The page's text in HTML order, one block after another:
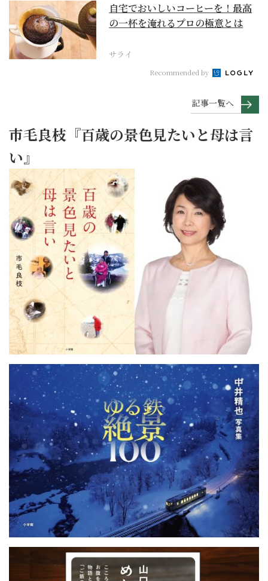
自宅でおいしいコーヒーを！最高
の一杯を淹れるプロの極意とは
サライ
Recommended by
記事一覧へ
市毛良枝『百歳の景色見たいと母は言
い』